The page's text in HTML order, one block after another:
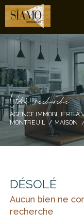
Vore recece
AGENCE IMMOBILIÈRE À
MONTREUIL
MAISON
DÉSOLÉ
Aucun bien ne
recherche